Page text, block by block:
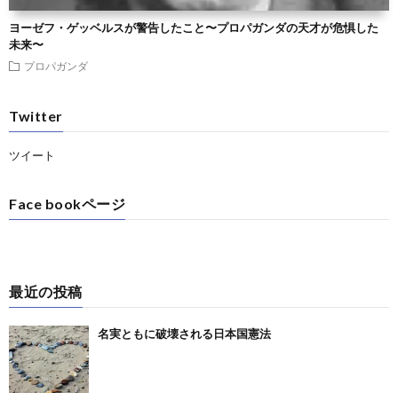
ヨーゼフ・ゲッベルスが警告したこと〜プロパガンダの天才が危惧した
未来〜
プロパガンダ
Twitter
ツイート
Face bookページ
最近の投稿
名実ともに破壊される日本国憲法